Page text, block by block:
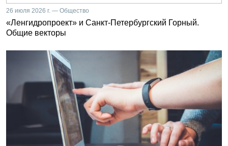
26 июля 2026 г. — Общество
«Ленгидропроект» и Санкт-Петербургский Горный.
Общие векторы